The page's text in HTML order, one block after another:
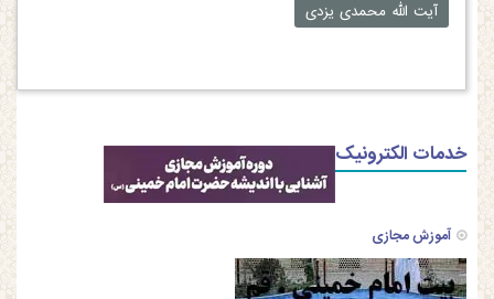
آیت الله محمدی یزدی
خدمات الکترونیک
آموزش مجازی